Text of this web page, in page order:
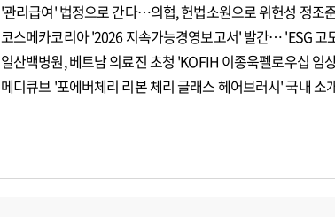
'관리급여' 법정으로 간다…의협, 헌법소원으로 위헌성 정조
코스메카코리아 '2026 지속가능경영보고서' 발간… 'ESG 고
일산백병원, 베트남 의료진 초청 'KOFIH 이종욱펠로우십 임
메디큐브 '포에버체리 리본 체리 글래스 헤어브러시' 국내 소